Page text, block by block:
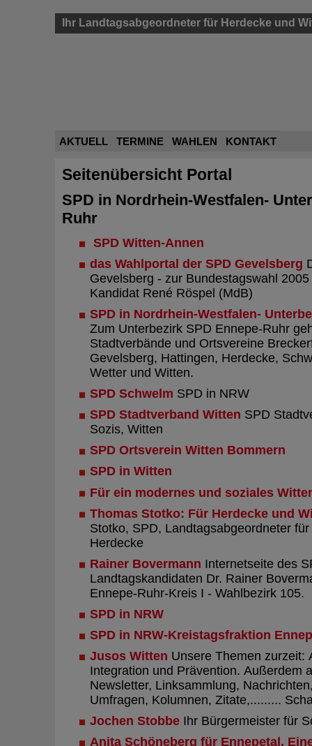
Ihr Landtagsabgeordneter für Herdecke und
AKTUELL TERMINE WAHLEN KONTAKT
Seitenübersicht Portal
SPD in Nordrhein-Westfalen-
Ruhr
SPD Witten-Annen
das Wahlportal der SPD Gevelsberg
Gevelsberg - zur Bundestagswahl
Kandidat René Röspel (MdB)
SPD in Nordrhein-Westfalen-
Zum Unterbezirk SPD Ennepe-Ruhr
Stadtverbände und Ortsvereine
Gevelsberg, Hattingen, Herdecke,
Wetter und Witten.
SPD Schwelm SPD in NRW
SPD Stadtverband Witten SPD
Sozis, Witten
SPD Ortsverein Witten Bommern
SPD in Witten
Für ein modernes und soziales
Thomas Stotko: Für Herdecke und
Stotko, SPD, Landtagsabgeordneter
Herdecke
Rainer Bovermann Internetseite des
Landtagskandidaten Dr. Rainer
Ennepe-Ruhr-Kreis I - Wahlbezirk 105.
SPD in NRW
SPD in NRW-Kreistagsfraktion
Jusos Witten Unsere Themen zurzeit:
Integration und Prävention. Außerdem
Newsletter, Linksammlung,
Umfragen, Kolumnen, Zitate,.........
Jochen Stobbe Ihr Bürgermeister für
Anita Schöneberg für Ennepetal.